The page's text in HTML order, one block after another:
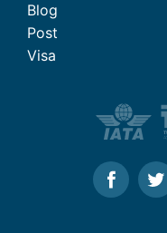
Blog
Post
Visa